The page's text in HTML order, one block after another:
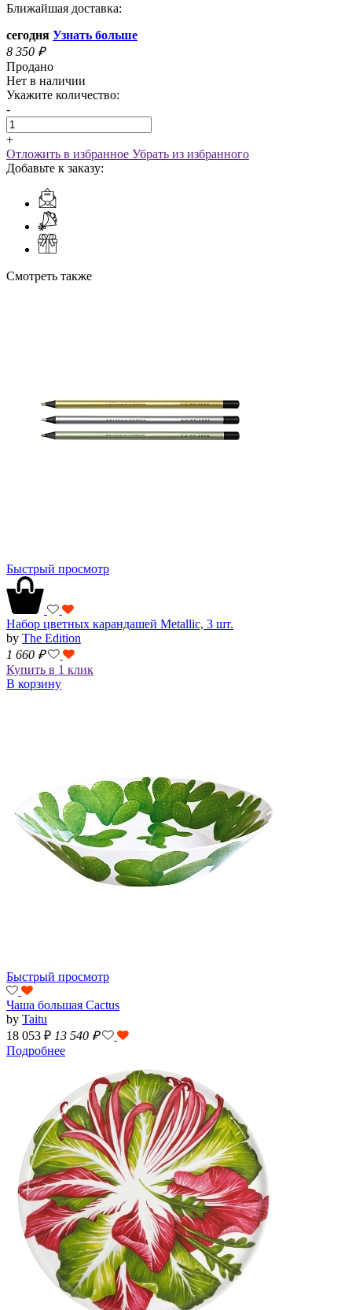
Ближайшая доставка:
сегодня Узнать больше
8 350 ₽
Продано
Нет в наличии
Укажите количество:
-
+
Отложить в избранное Убрать из избранного
Добавьте к заказу:
Смотреть также
Быстрый просмотр
Набор цветных карандашей Metallic, 3 шт.
by The Edition
1 660 ₽
Купить в 1 клик
В корзину
Быстрый просмотр
Чаша большая Cactus
by Taitu
18 053 ₽ 13 540 ₽
Подробнее